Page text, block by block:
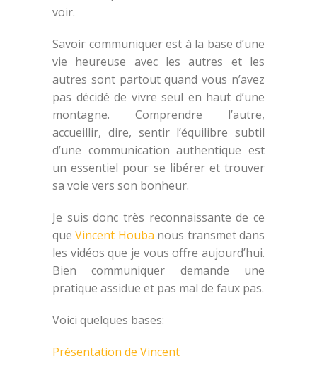
voir.
Savoir communiquer est à la base d’une
vie heureuse avec les autres et les
autres sont partout quand vous n’avez
pas décidé de vivre seul en haut d’une
montagne. Comprendre l’autre,
accueillir, dire, sentir l’équilibre subtil
d’une communication authentique est
un essentiel pour se libérer et trouver
sa voie vers son bonheur.
Je suis donc très reconnaissante de ce
queVincent Houba nous transmet dans
les vidéos que je vous offre aujourd’hui.
Bien communiquer demande une
pratique assidue et pas mal de faux pas.
Voici quelques bases:
Présentation de Vincent